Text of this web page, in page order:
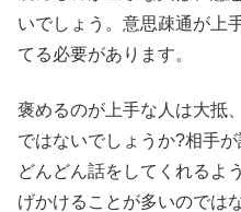
いでしょう。意思疎通が上
てる必要があります。
褒めるのが上手な人は大抵
ではないでしょうか?相手
どんどん話をしてくれるよ
げかけることが多いのでは